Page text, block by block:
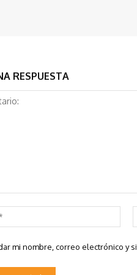
RESPUESTA
mi nombre, correo electrónico y